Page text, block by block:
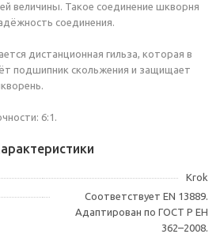
величины. Такое соединение шкворня
соединения.
дистанционная гильза, которая в
подшипник скольжения и защищает
6:1.
Krok
Соответствует EN 13889.
Адаптирован по ГОСТ Р ЕН
362–2008.